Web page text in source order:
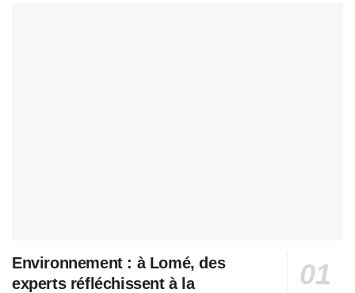
Environnement : à Lomé, des
experts réfléchissent à la